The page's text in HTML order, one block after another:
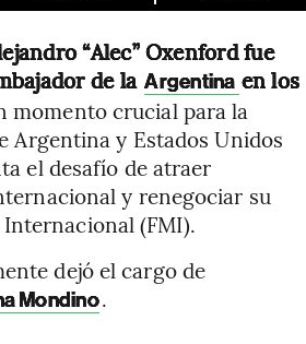
“Alec” Oxenford fue
de la Argentina en los
momento crucial para la
y Estados Unidos
el desafío de atraer
y renegociar su
(FMI).
dejó el cargo de
Mondino.